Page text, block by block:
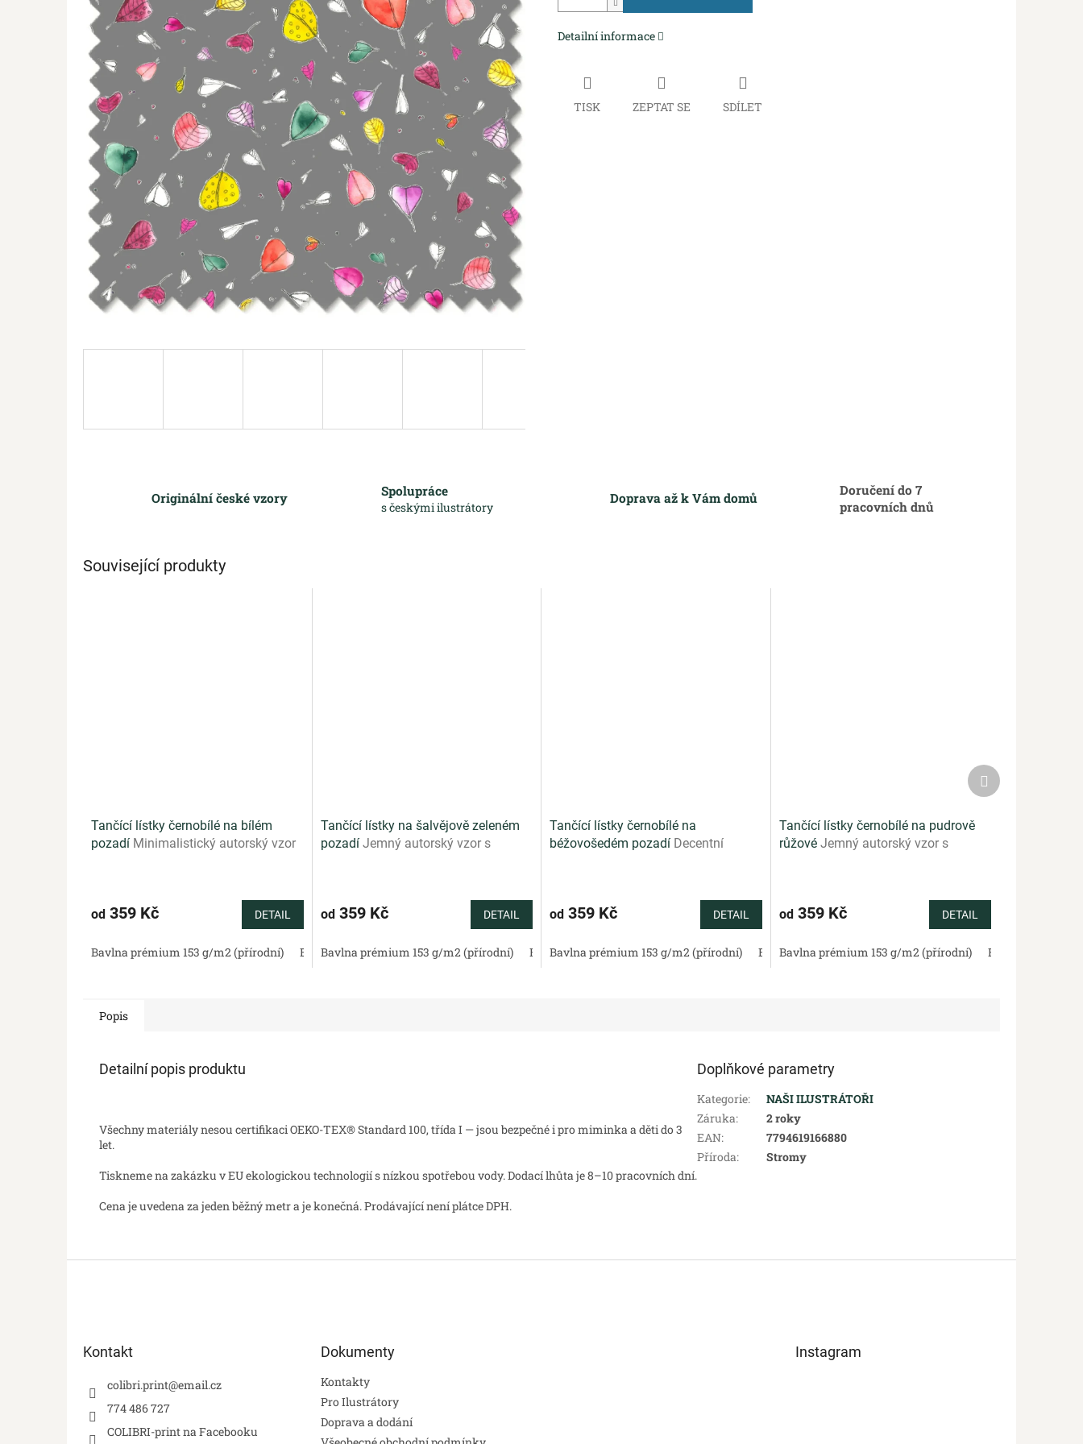
Detailní informace
TISK ZEPTAT SE SDÍLET
Originální české vzory Spolupráce
s českými ilustrátory
Doprava až k Vám domů
Doručení do 7
pracovních dnů
Související produkty
Tančící lístky černobílé na bílém
pozadí Minimalistický autorský vzor
od 359 Kč DETAIL
Bavlna prémium 153 g/m2 (přírodní) Bavlněný satén 130 g/m2 (přírodní) Bavlněné plátno standard (přírodní) Bavlněná panama 220 g/m2 (přírodní) Mušelín - dvojitá gázovina
Tančící lístky na šalvějově zeleném
pozadí Jemný autorský vzor s
od359 Kč DETAIL
Bavlna prémium 153 g/m2 (přírodní) Bavlněný satén 130 g/m2 (přírodní) Bavlněné plátno standard (přírodní) Bavlněná panama 220 g/
Tančící lístky černobílé na
béžovošedém pozadí Decentní
od 359 Kč DETAIL
Bavlna prémium 153 g/m2 (přírodní) Bavlněný satén 130 g/m2 (přírodní) Bavlněné plátno
Tančící lístky černobílé na pudrově
růžové Jemný autorský vzor s
od359 Kč DETAIL
Bavlna prémium 153 g/m2 (přírodní) Bavlněný satén
Další
produkt
Popis
Detailní popis produktu
Všechny materiály nesou certifikaci OEKO-TEX® Standard 100, třída I — jsou bezpečné i pro miminka a děti do 3
let.
Tiskneme na zakázku v EU ekologickou technologií s nízkou spotřebou vody. Dodací lhůta je 8–10 pracovních dní.
Cena je uvedena za jeden běžný metr a je konečná. Prodávající není plátce DPH.
Doplňkové parametry
Kategorie:
NAŠI ILUSTRÁTOŘI
Záruka:
2 roky
EAN:
7794619166880
Příroda: Stromy
Kontakt
colibri.print@email.cz
774 486 727
COLIBRI-print na Facebooku
Dokumenty
Kontakty
Pro Ilustrátory
Doprava a dodání
Instagram